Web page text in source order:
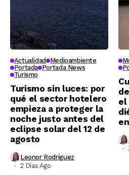
Actualidad
Medioambiente
Portada Portada News
Turismo
Turismo sin luces: por
qué el sector hotelero
empieza a proteger la
noche justo antes del
eclipse solar del 12 de
agosto
Leonor Rodríguez
2 Días Ago
el